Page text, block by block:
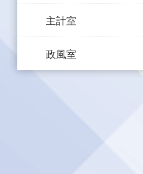
主計室
政風室